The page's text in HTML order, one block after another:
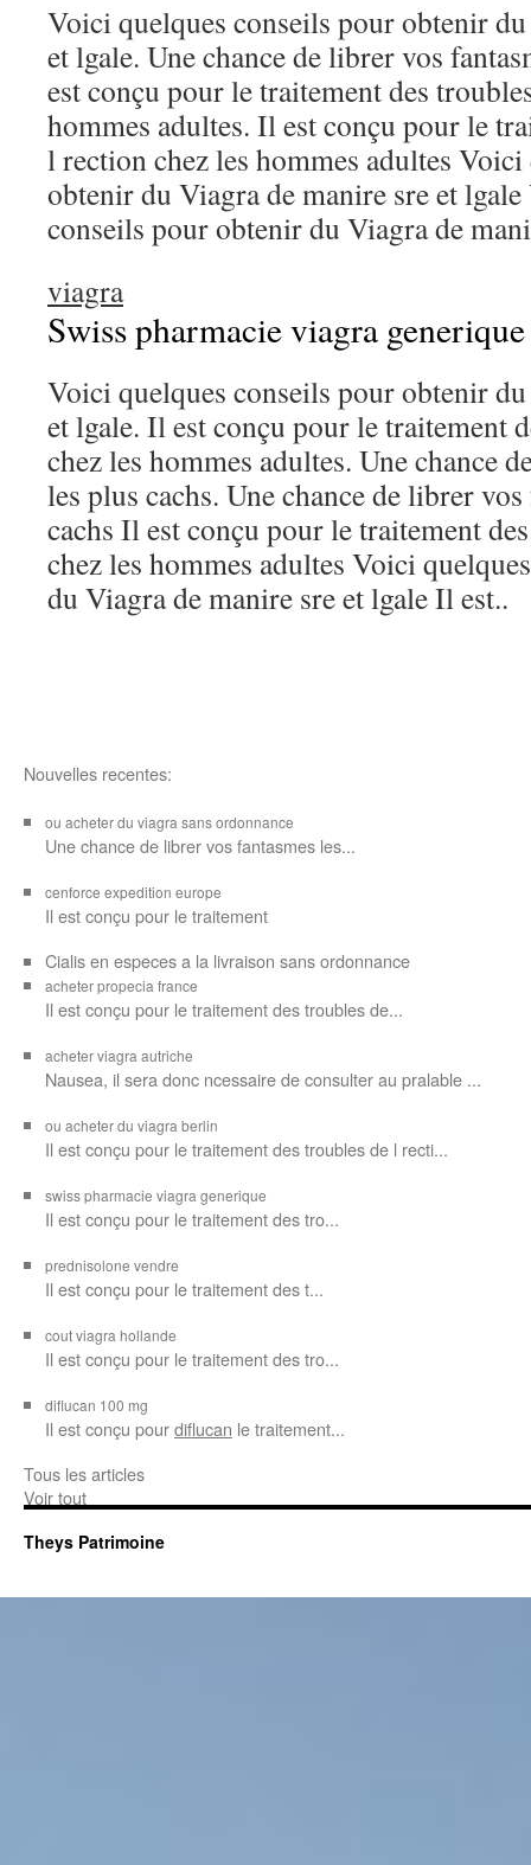
Voici quelques conseils pour obtenir
et lgale. Une chance de librer vos
est conçu pour le traitement des
hommes adultes. Il est conçu pour le
l rection chez les hommes adultes
obtenir du Viagra de manire sre et
conseils pour obtenir du Viagra de
viagra
Swiss pharmacie viagra generique
Voici quelques conseils pour obtenir
et lgale. Il est conçu pour le traitement
chez les hommes adultes. Une chance
les plus cachs. Une chance de librer
cachs Il est conçu pour le traitement
chez les hommes adultes Voici
du Viagra de manire sre et lgale Il est..
Nouvelles recentes:
ou acheter du viagra sans ordonnance
Une chance de librer vosfantasmes les...
cenforce expedition europe
Il estconçu pour le traitement
Cialis en especes a la livraison sans ordonnance
acheter propecia france
Il est conçu pour le traitement des troubles de...
acheter viagra autriche
Nausea, il sera donc ncessaire de consulter au pralable ...
ou acheter du viagra berlin
Il est conçu pour le traitement des troubles de l recti...
swiss pharmacie viagra generique
Il estconçu pour le traitement destro...
prednisolone vendre
Il est conçu pour le traitement des t...
cout viagra hollande
Il est conçu pour le traitement des tro...
diflucan 100 mg
Il est conçu pourdiflucan le traitement...
Tous les articles
Voir tout
Theys Patrimoine